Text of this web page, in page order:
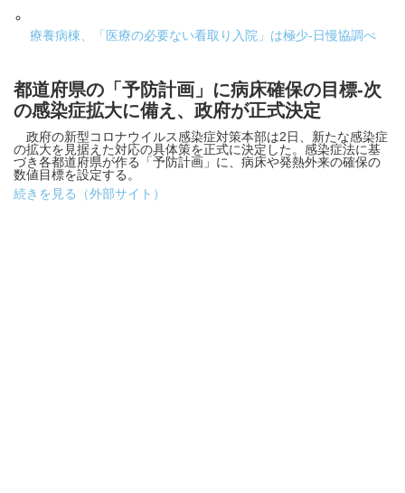
療養病棟、「医療の必要ない看取り入院」は極少-日慢協調べ
都道府県の「予防計画」に病床確保の目標-次
の感染症拡大に備え、政府が正式決定
政府の新型コロナウイルス感染症対策本部は2日、新たな感染症
の拡大を見据えた対応の具体策を正式に決定した。感染症法に基
づき各都道府県が作る「予防計画」に、病床や発熱外来の確保の
数値目標を設定する。
続きを見る（外部サイト）